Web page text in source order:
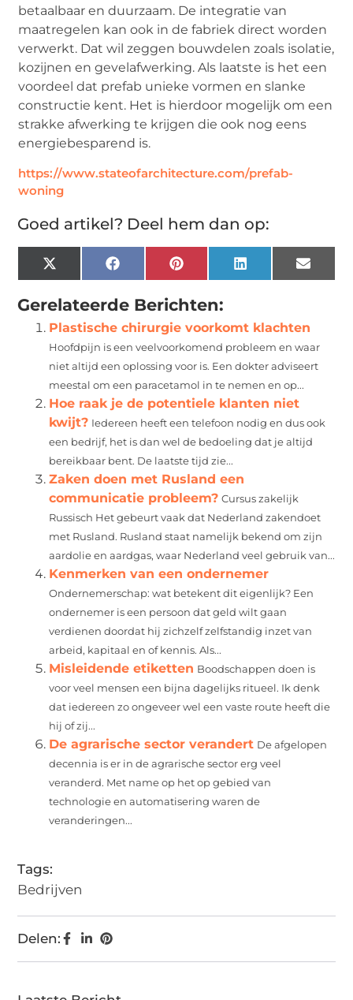
betaalbaar en duurzaam. De integratie van
maatregelen kan ook in de fabriek direct worden
verwerkt. Dat wil zeggen bouwdelen zoals isolatie,
kozijnen en gevelafwerking. Als laatste is het een
voordeel dat prefab unieke vormen en slanke
constructie kent. Het is hierdoor mogelijk om een
strakke afwerking te krijgen die ook nog eens
energiebesparend is.
https://www.stateofarchitecture.com/prefab-
woning
Goed artikel? Deel hem dan op:
X
(Twitter)
FacebookPinterest LinkedIn Email
Gerelateerde Berichten:
Plastische chirurgie voorkomt klachten
Hoofdpijn is een veelvoorkomend probleem en waar
niet altijd een oplossing voor is. Een dokter adviseert
meestal om een paracetamol in te nemen en op...
Hoe raak je de potentiele klanten niet
kwijt? Iedereen heeft een telefoon nodig en dus ook
een bedrijf, het is dan wel de bedoeling dat je altijd
bereikbaar bent. De laatste tijd zie...
Zaken doen met Rusland een
communicatie probleem? Cursus zakelijk
Russisch Het gebeurt vaak dat Nederland zakendoet
met Rusland. Rusland staat namelijk bekend om zijn
aardolie en aardgas, waar Nederland veel gebruik van...
Kenmerken van een ondernemer
Ondernemerschap: wat betekent dit eigenlijk? Een
ondernemer is een persoon dat geld wilt gaan
verdienen doordat hij zichzelf zelfstandig inzet van
arbeid, kapitaal en of kennis. Als...
Misleidende etiketten Boodschappen doen is
voor veel mensen een bijna dagelijks ritueel. Ik denk
dat iedereen zo ongeveer wel een vaste route heeft die
hij of zij...
De agrarische sector verandert De afgelopen
decennia is er in de agrarische sector erg veel
veranderd. Met name op het op gebied van
technologie en automatisering waren de
veranderingen...
Tags:
Bedrijven
Delen: